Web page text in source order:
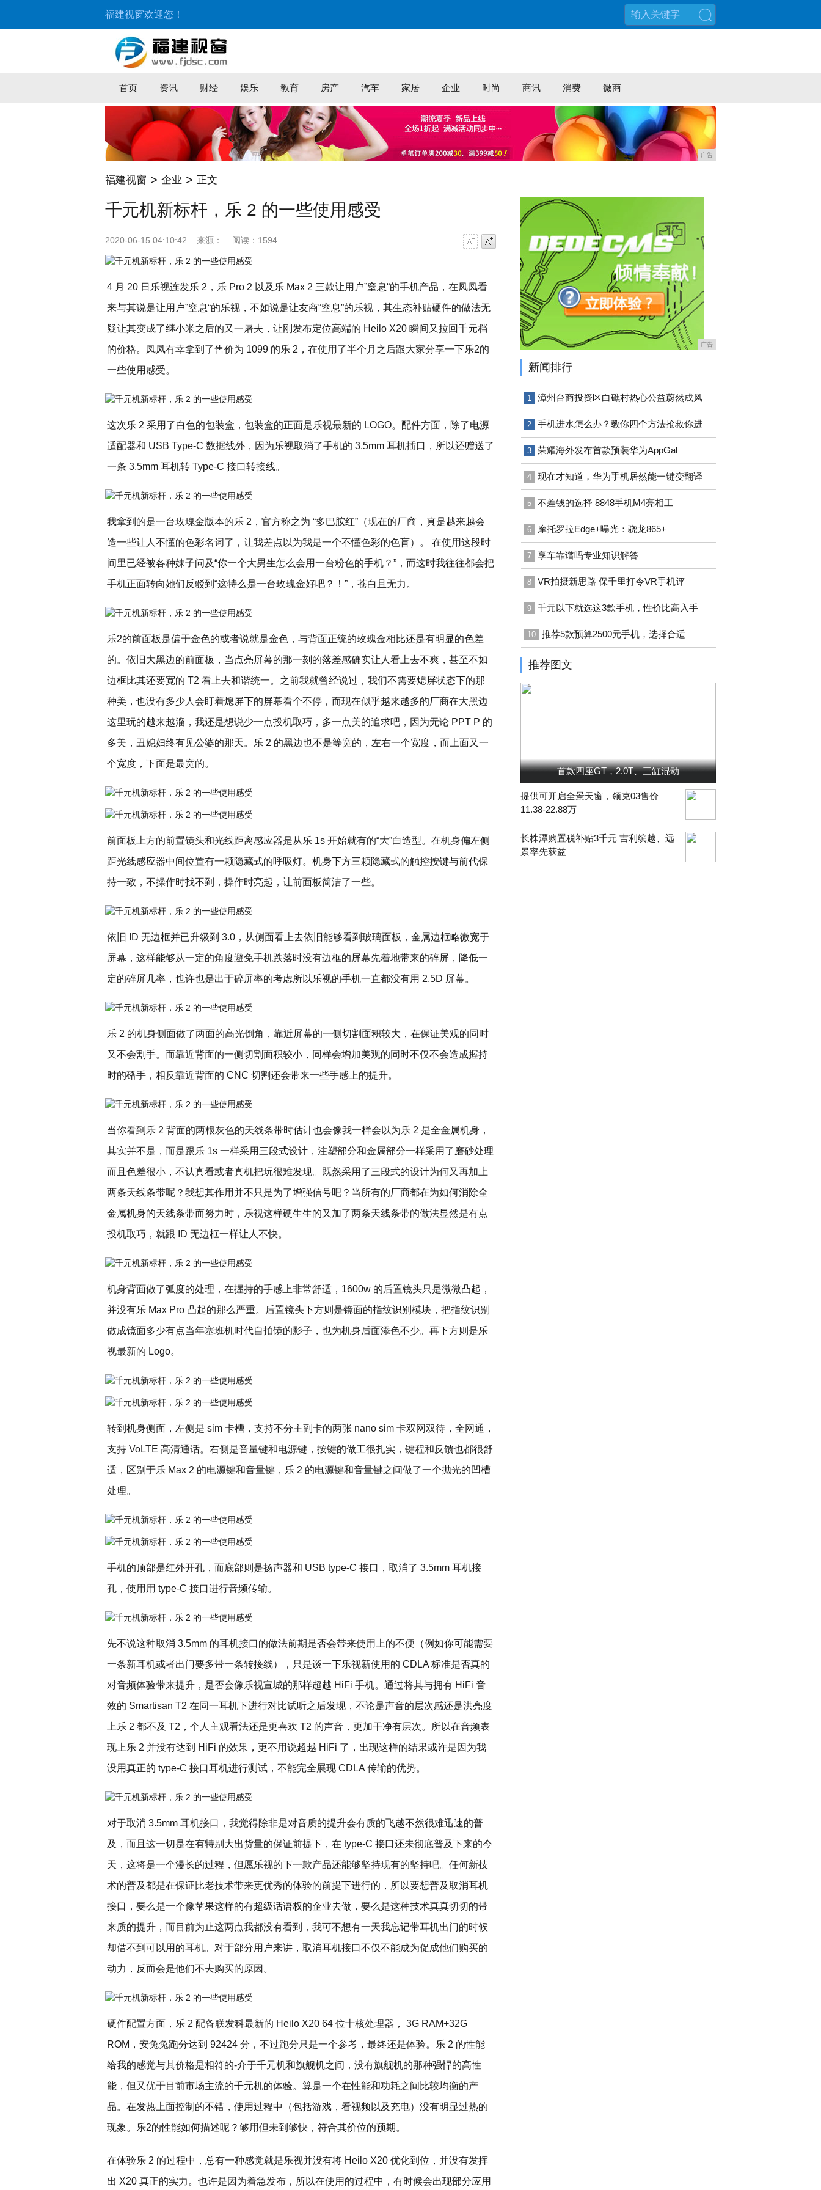
福建视窗欢迎您！
首页 资讯 财经 娱乐 教育 房产 汽车 家居 企业 时尚 商讯 消费 微商
广告
福建视窗 > 企业 > 正文
千元机新标杆，乐 2 的一些使用感受
2020-06-15 04:10:42 来源： 阅读：1594
4 月 20 日乐视连发乐 2，乐 Pro 2 以及乐 Max 2 三款让用户”窒息“的手机产品，在凤凤看
来与其说是让用户”窒息“的乐视，不如说是让友商“窒息”的乐视，其生态补贴硬件的做法无
疑让其变成了继小米之后的又一屠夫，让刚发布定位高端的 Heilo X20 瞬间又拉回千元档
的价格。凤凤有幸拿到了售价为 1099 的乐 2，在使用了半个月之后跟大家分享一下乐2的
一些使用感受。
这次乐 2 采用了白色的包装盒，包装盒的正面是乐视最新的 LOGO。配件方面，除了电源
适配器和 USB Type-C 数据线外，因为乐视取消了手机的 3.5mm 耳机插口，所以还赠送了
一条 3.5mm 耳机转 Type-C 接口转接线。
我拿到的是一台玫瑰金版本的乐 2，官方称之为 “多巴胺红”（现在的厂商，真是越来越会
造一些让人不懂的色彩名词了，让我差点以为我是一个不懂色彩的色盲）。 在使用这段时
间里已经被各种妹子问及“你一个大男生怎么会用一台粉色的手机？”，而这时我往往都会把
手机正面转向她们反驳到“这特么是一台玫瑰金好吧？！”，苍白且无力。
乐2的前面板是偏于金色的或者说就是金色，与背面正统的玫瑰金相比还是有明显的色差
的。依旧大黑边的前面板，当点亮屏幕的那一刻的落差感确实让人看上去不爽，甚至不如
边框比其还要宽的 T2 看上去和谐统一。之前我就曾经说过，我们不需要熄屏状态下的那
种美，也没有多少人会盯着熄屏下的屏幕看个不停，而现在似乎越来越多的厂商在大黑边
这里玩的越来越溜，我还是想说少一点投机取巧，多一点美的追求吧，因为无论 PPT P 的
多美，丑媳妇终有见公婆的那天。乐 2 的黑边也不是等宽的，左右一个宽度，而上面又一
个宽度，下面是最宽的。
前面板上方的前置镜头和光线距离感应器是从乐 1s 开始就有的“大”白造型。在机身偏左侧
距光线感应器中间位置有一颗隐藏式的呼吸灯。机身下方三颗隐藏式的触控按键与前代保
持一致，不操作时找不到，操作时亮起，让前面板简洁了一些。
依旧 ID 无边框并已升级到 3.0，从侧面看上去依旧能够看到玻璃面板，金属边框略微宽于
屏幕，这样能够从一定的角度避免手机跌落时没有边框的屏幕先着地带来的碎屏，降低一
定的碎屏几率，也许也是出于碎屏率的考虑所以乐视的手机一直都没有用 2.5D 屏幕。
乐 2 的机身侧面做了两面的高光倒角，靠近屏幕的一侧切割面积较大，在保证美观的同时
又不会割手。而靠近背面的一侧切割面积较小，同样会增加美观的同时不仅不会造成握持
时的硌手，相反靠近背面的 CNC 切割还会带来一些手感上的提升。
当你看到乐 2 背面的两根灰色的天线条带时估计也会像我一样会以为乐 2 是全金属机身，
其实并不是，而是跟乐 1s 一样采用三段式设计，注塑部分和金属部分一样采用了磨砂处理
而且色差很小，不认真看或者真机把玩很难发现。既然采用了三段式的设计为何又再加上
两条天线条带呢？我想其作用并不只是为了增强信号吧？当所有的厂商都在为如何消除全
金属机身的天线条带而努力时，乐视这样硬生生的又加了两条天线条带的做法显然是有点
投机取巧，就跟 ID 无边框一样让人不快。
机身背面做了弧度的处理，在握持的手感上非常舒适，1600w 的后置镜头只是微微凸起，
并没有乐 Max Pro 凸起的那么严重。后置镜头下方则是镜面的指纹识别模块，把指纹识别
做成镜面多少有点当年塞班机时代自拍镜的影子，也为机身后面添色不少。再下方则是乐
视最新的 Logo。
转到机身侧面，左侧是 sim 卡槽，支持不分主副卡的两张 nano sim 卡双网双待，全网通，
支持 VoLTE 高清通话。右侧是音量键和电源键，按键的做工很扎实，键程和反馈也都很舒
适，区别于乐 Max 2 的电源键和音量键，乐 2 的电源键和音量键之间做了一个抛光的凹槽
处理。
手机的顶部是红外开孔，而底部则是扬声器和 USB type-C 接口，取消了 3.5mm 耳机接
孔，使用用 type-C 接口进行音频传输。
先不说这种取消 3.5mm 的耳机接口的做法前期是否会带来使用上的不便（例如你可能需要
一条新耳机或者出门要多带一条转接线），只是谈一下乐视新使用的 CDLA 标准是否真的
对音频体验带来提升，是否会像乐视宣城的那样超越 HiFi 手机。通过将其与拥有 HiFi 音
效的 Smartisan T2 在同一耳机下进行对比试听之后发现，不论是声音的层次感还是洪亮度
上乐 2 都不及 T2，个人主观看法还是更喜欢 T2 的声音，更加干净有层次。所以在音频表
现上乐 2 并没有达到 HiFi 的效果，更不用说超越 HiFi 了，出现这样的结果或许是因为我
没用真正的 type-C 接口耳机进行测试，不能完全展现 CDLA 传输的优势。
对于取消 3.5mm 耳机接口，我觉得除非是对音质的提升会有质的飞越不然很难迅速的普
及，而且这一切是在有特别大出货量的保证前提下，在 type-C 接口还未彻底普及下来的今
天，这将是一个漫长的过程，但愿乐视的下一款产品还能够坚持现有的坚持吧。任何新技
术的普及都是在保证比老技术带来更优秀的体验的前提下进行的，所以要想普及取消耳机
接口，要么是一个像苹果这样的有超级话语权的企业去做，要么是这种技术真真切切的带
来质的提升，而目前为止这两点我都没有看到，我可不想有一天我忘记带耳机出门的时候
却借不到可以用的耳机。对于部分用户来讲，取消耳机接口不仅不能成为促成他们购买的
动力，反而会是他们不去购买的原因。
硬件配置方面，乐 2 配备联发科最新的 Heilo X20 64 位十核处理器， 3G RAM+32G
ROM，安兔兔跑分达到 92424 分，不过跑分只是一个参考，最终还是体验。乐 2 的性能
给我的感觉与其价格是相符的-介于千元机和旗舰机之间，没有旗舰机的那种强悍的高性
能，但又优于目前市场主流的千元机的体验。算是一个在性能和功耗之间比较均衡的产
品。在发热上面控制的不错，使用过程中（包括游戏，看视频以及充电）没有明显过热的
现象。乐2的性能如何描述呢？够用但未到够快，符合其价位的预期。
在体验乐 2 的过程中，总有一种感觉就是乐视并没有将 Heilo X20 优化到位，并没有发挥
出 X20 真正的实力。也许是因为着急发布，所以在使用的过程中，有时候会出现部分应用
广告
新闻排行
1 漳州台商投资区白礁村热心公益蔚然成风
2 手机进水怎么办？教你四个方法抢救你进
3 荣耀海外发布首款预装华为AppGal
4 现在才知道，华为手机居然能一键变翻译
5 不差钱的选择 8848手机M4亮相工
6 摩托罗拉Edge+曝光：骁龙865+
7 享车靠谱吗专业知识解答
8 VR拍摄新思路 保千里打令VR手机评
9 千元以下就选这3款手机，性价比高入手
10 推荐5款预算2500元手机，选择合适
推荐图文
首款四座GT，2.0T、三缸混动
提供可开启全景天窗，领克03售价
11.38-22.88万
长株潭购置税补贴3千元 吉利缤越、远
景率先获益